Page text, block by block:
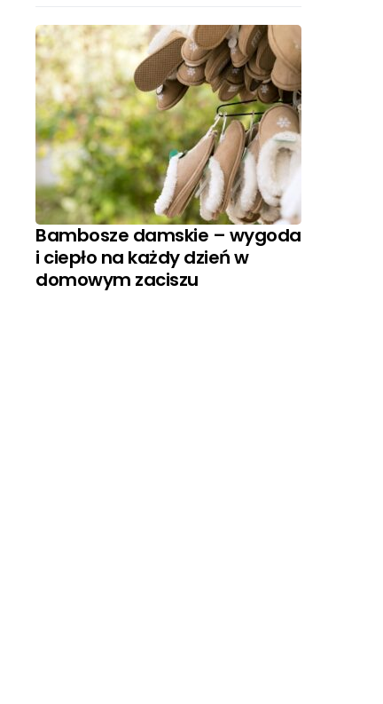
Bambosze damskie – wygoda
i ciepło na każdy dzień w
domowym zaciszu